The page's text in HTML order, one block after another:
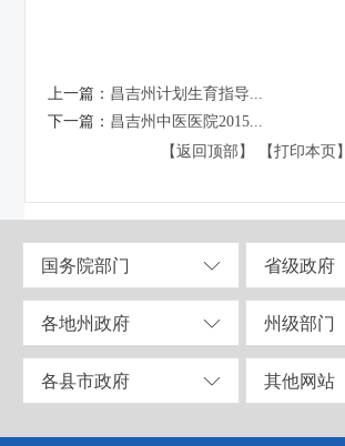
上一篇： 昌吉州计划生育指导...
下一篇： 昌吉州中医医院2015...
【返回顶部】
【打印本页】
国务院部门 省级政府
各地州政府 州级部门
各县市政府 其他网站